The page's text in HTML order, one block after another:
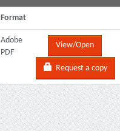
Format
Adobe
PDF
View/Open
Request a copy